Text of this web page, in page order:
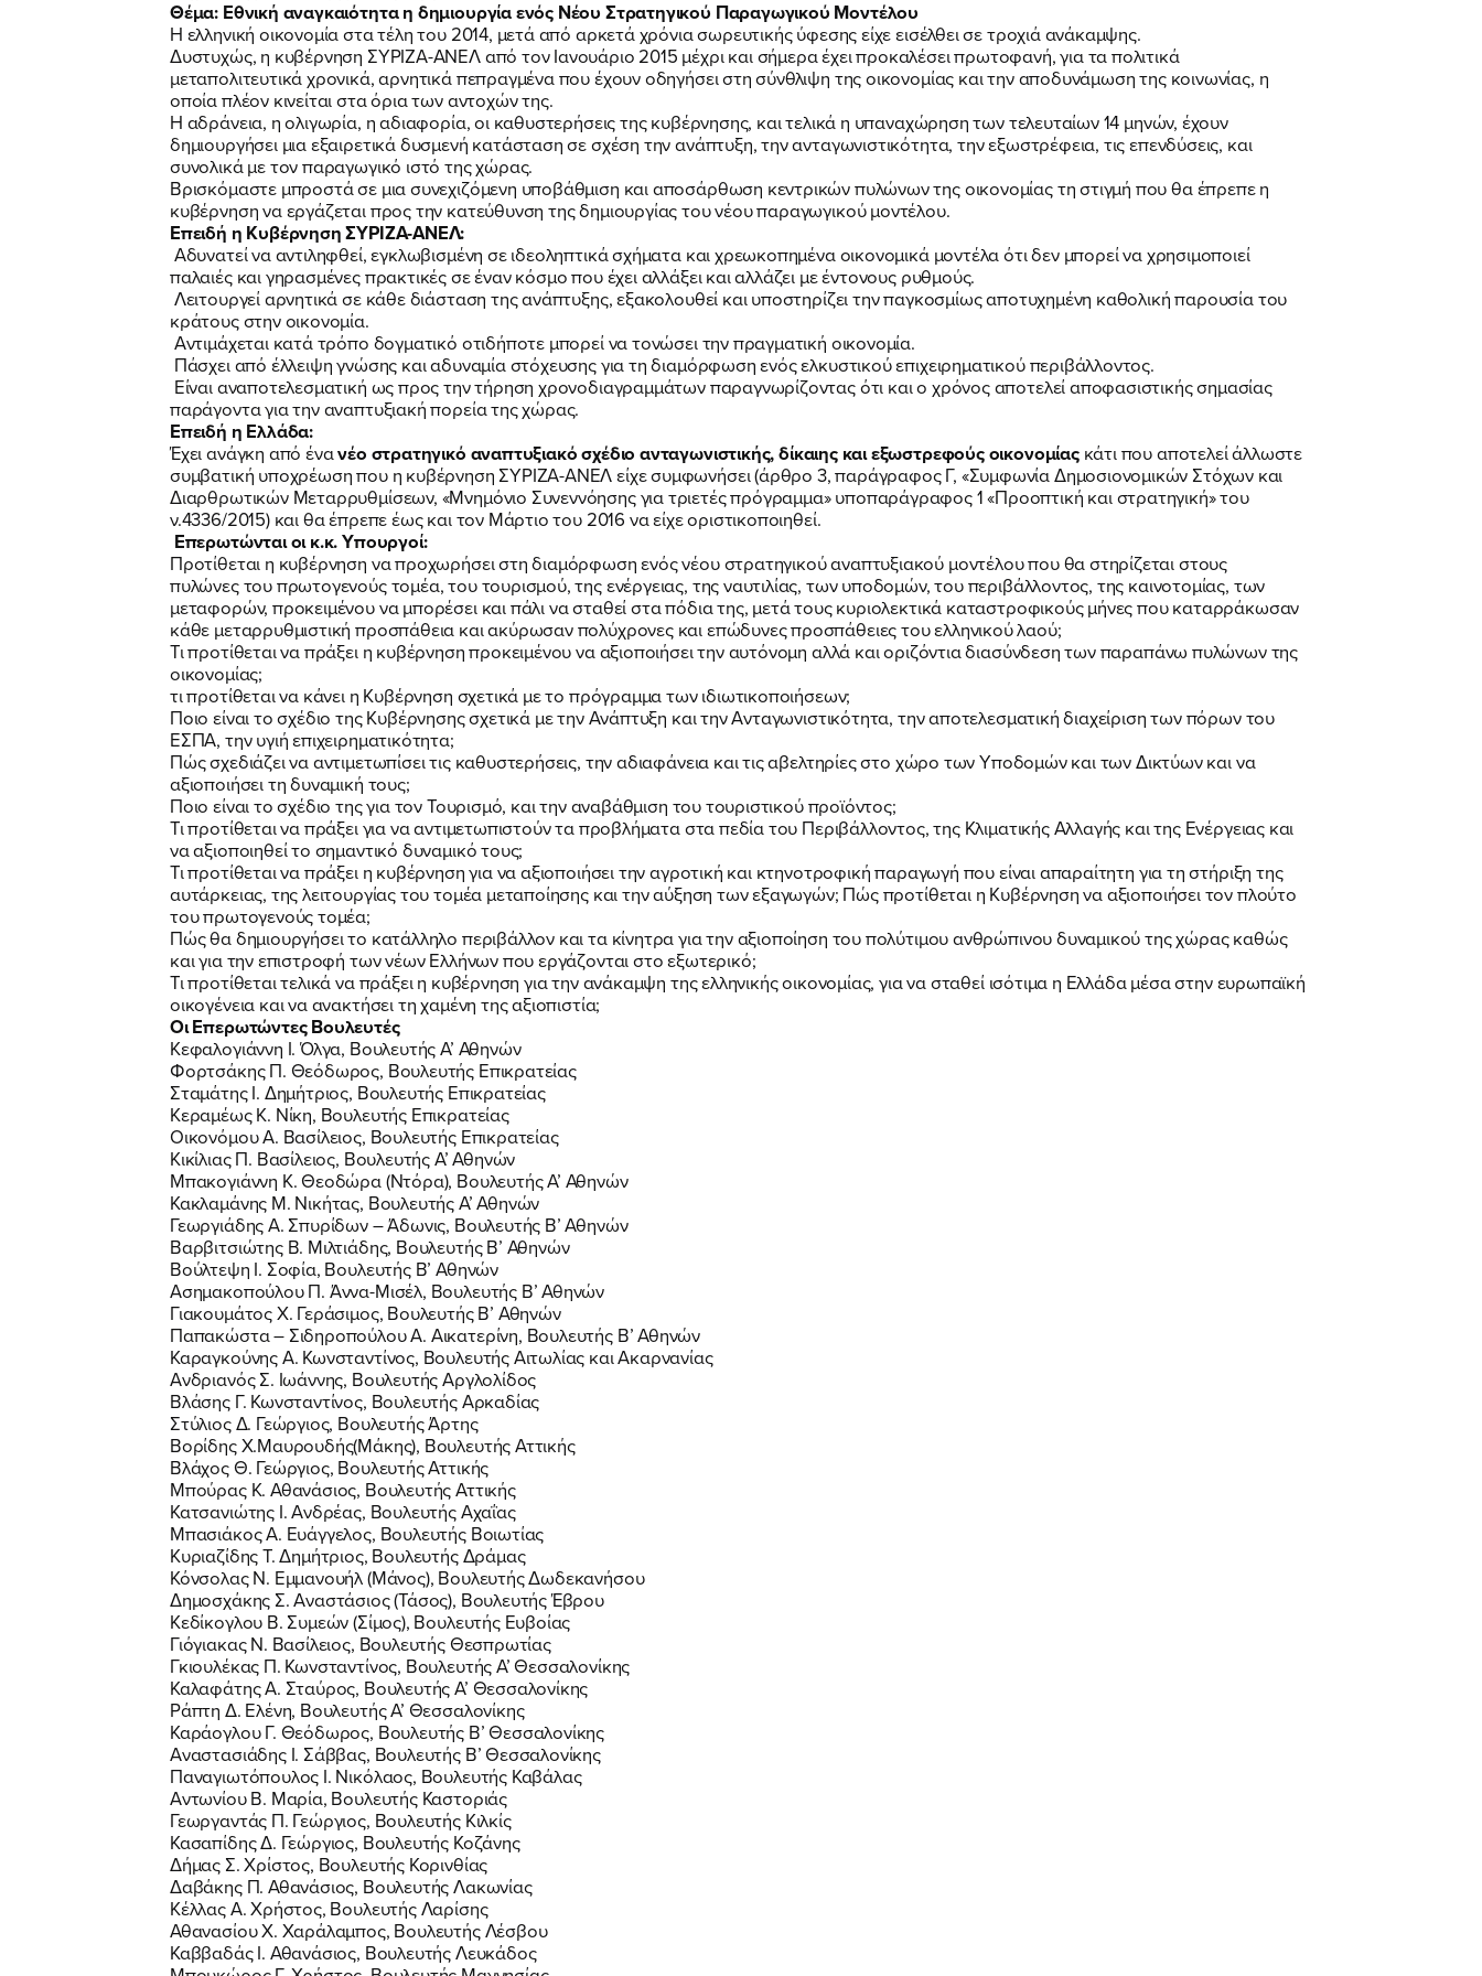
ΠΟΙΑ ΕΙΜΑΙ
ΕΡΓΟ
ΕΚΔΗΛΩΣΕΙΣ
ΝΕΑ
FB
Θέμα: Εθνική αναγκαιότητα η δημιουργία ενός Νέου Στρατηγικού Παραγωγικού Μοντέλου
Η ελληνική οικονομία στα τέλη του 2014, μετά από αρκετά χρόνια σωρευτικής ύφεσης είχε εισέλθει σε τροχιά ανάκαμψης.
Δυστυχώς, η κυβέρνηση ΣΥΡΙΖΑ-ΑΝΕΛ από τον Ιανουάριο 2015 μέχρι και σήμερα έχει προκαλέσει πρωτοφανή, για τα πολιτικά
μεταπολιτευτικά χρονικά, αρνητικά πεπραγμένα που έχουν οδηγήσει στη σύνθλιψη της οικονομίας και την αποδυνάμωση της κοινωνίας, η
οποία πλέον κινείται στα όρια των αντοχών της.
Η αδράνεια, η ολιγωρία, η αδιαφορία, οι καθυστερήσεις της κυβέρνησης, και τελικά η υπαναχώρηση των τελευταίων 14 μηνών, έχουν
δημιουργήσει μια εξαιρετικά δυσμενή κατάσταση σε σχέση την ανάπτυξη, την ανταγωνιστικότητα, την εξωστρέφεια, τις επενδύσεις, και
συνολικά με τον παραγωγικό ιστό της χώρας.
Βρισκόμαστε μπροστά σε μια συνεχιζόμενη υποβάθμιση και αποσάρθωση κεντρικών πυλώνων της οικονομίας τη στιγμή που θα έπρεπε η
κυβέρνηση να εργάζεται προς την κατεύθυνση της δημιουργίας του νέου παραγωγικού μοντέλου.
Επειδή η Κυβέρνηση ΣΥΡΙΖΑ-ΑΝΕΛ:
Αδυνατεί να αντιληφθεί, εγκλωβισμένη σε ιδεοληπτικά σχήματα και χρεωκοπημένα οικονομικά μοντέλα ότι δεν μπορεί να χρησιμοποιεί
παλαιές και γηρασμένες πρακτικές σε έναν κόσμο που έχει αλλάξει και αλλάζει με έντονους ρυθμούς.
Λειτουργεί αρνητικά σε κάθε διάσταση της ανάπτυξης, εξακολουθεί και υποστηρίζει την παγκοσμίως αποτυχημένη καθολική παρουσία του
κράτους στην οικονομία.
Αντιμάχεται κατά τρόπο δογματικό οτιδήποτε μπορεί να τονώσει την πραγματική οικονομία.
Πάσχει από έλλειψη γνώσης και αδυναμία στόχευσης για τη διαμόρφωση ενός ελκυστικού επιχειρηματικού περιβάλλοντος.
Είναι αναποτελεσματική ως προς την τήρηση χρονοδιαγραμμάτων παραγνωρίζοντας ότι και ο χρόνος αποτελεί αποφασιστικής σημασίας
παράγοντα για την αναπτυξιακή πορεία της χώρας.
Επειδή η Ελλάδα:
Έχει ανάγκη από ένανέο στρατηγικό αναπτυξιακό σχέδιο ανταγωνιστικής, δίκαιης και εξωστρεφούς οικονομίαςκάτι που αποτελεί άλλωστε
συμβατική υποχρέωση που η κυβέρνηση ΣΥΡΙΖΑ-ΑΝΕΛ είχε συμφωνήσει (άρθρο 3, παράγραφος Γ, «Συμφωνία Δημοσιονομικών Στόχων και
Διαρθρωτικών Μεταρρυθμίσεων, «Μνημόνιο Συνεννόησης για τριετές πρόγραμμα» υποπαράγραφος 1 «Προοπτική και στρατηγική» του
ν.4336/2015) και θα έπρεπε έως και τον Μάρτιο του 2016 να είχε οριστικοποιηθεί.
Επερωτώνται οι κ.κ. Υπουργοί:
Προτίθεται η κυβέρνηση να προχωρήσει στη διαμόρφωση ενός νέου στρατηγικού αναπτυξιακού μοντέλου που θα στηρίζεται στους
πυλώνες του πρωτογενούς τομέα, του τουρισμού, της ενέργειας, της ναυτιλίας, των υποδομών, του περιβάλλοντος, της καινοτομίας, των
μεταφορών, προκειμένου να μπορέσει και πάλι να σταθεί στα πόδια της, μετά τους κυριολεκτικά καταστροφικούς μήνες που καταρράκωσαν
κάθε μεταρρυθμιστική προσπάθεια και ακύρωσαν πολύχρονες και επώδυνες προσπάθειες του ελληνικού λαού;
Τι προτίθεται να πράξει η κυβέρνηση προκειμένου να αξιοποιήσει την αυτόνομη αλλά και οριζόντια διασύνδεση των παραπάνω πυλώνων της
οικονομίας;
τι προτίθεται να κάνει η Κυβέρνηση σχετικά με το πρόγραμμα των ιδιωτικοποιήσεων;
Ποιο είναι το σχέδιο της Κυβέρνησης σχετικά με την Ανάπτυξη και την Ανταγωνιστικότητα, την αποτελεσματική διαχείριση των πόρων του
ΕΣΠΑ, την υγιή επιχειρηματικότητα;
Πώς σχεδιάζει να αντιμετωπίσει τις καθυστερήσεις, την αδιαφάνεια και τις αβελτηρίες στο χώρο των Υποδομών και των Δικτύων και να
αξιοποιήσει τη δυναμική τους;
Ποιο είναι το σχέδιο της για τον Τουρισμό, και την αναβάθμιση του τουριστικού προϊόντος;
Τι προτίθεται να πράξει για να αντιμετωπιστούν τα προβλήματα στα πεδία του Περιβάλλοντος, της Κλιματικής Αλλαγής και της Ενέργειας και
να αξιοποιηθεί το σημαντικό δυναμικό τους;
Τι προτίθεται να πράξει η κυβέρνηση για να αξιοποιήσει την αγροτική και κτηνοτροφική παραγωγή που είναι απαραίτητη για τη στήριξη της
αυτάρκειας, της λειτουργίας του τομέα μεταποίησης και την αύξηση των εξαγωγών; Πώς προτίθεται η Κυβέρνηση να αξιοποιήσει τον πλούτο
του πρωτογενούς τομέα;
Πώς θα δημιουργήσει το κατάλληλο περιβάλλον και τα κίνητρα για την αξιοποίηση του πολύτιμου ανθρώπινου δυναμικού της χώρας καθώς
και για την επιστροφή των νέων Ελλήνων που εργάζονται στο εξωτερικό;
Τι προτίθεται τελικά να πράξει η κυβέρνηση για την ανάκαμψη της ελληνικής οικονομίας, για να σταθεί ισότιμα η Ελλάδα μέσα στην ευρωπαϊκή
οικογένεια και να ανακτήσει τη χαμένη της αξιοπιστία;
Οι Επερωτώντες Βουλευτές
Κεφαλογιάννη Ι. Όλγα, Βουλευτής Α’ Αθηνών
Φορτσάκης Π. Θεόδωρος, Βουλευτής Επικρατείας
Σταμάτης Ι. Δημήτριος, Βουλευτής Επικρατείας
Κεραμέως Κ. Νίκη, Βουλευτής Επικρατείας
Οικονόμου Α. Βασίλειος, Βουλευτής Επικρατείας
Κικίλιας Π. Βασίλειος, Βουλευτής Α’ Αθηνών
Μπακογιάννη Κ. Θεοδώρα (Ντόρα), Βουλευτής Α’ Αθηνών
Κακλαμάνης Μ. Νικήτας, Βουλευτής Α’ Αθηνών
Γεωργιάδης Α. Σπυρίδων – Άδωνις, Βουλευτής Β’ Αθηνών
Βαρβιτσιώτης Β. Μιλτιάδης, Βουλευτής Β’ Αθηνών
Βούλτεψη Ι. Σοφία, Βουλευτής Β’ Αθηνών
Ασημακοπούλου Π. Άννα-Μισέλ, Βουλευτής Β’ Αθηνών
Γιακουμάτος Χ. Γεράσιμος, Βουλευτής Β’ Αθηνών
Παπακώστα – Σιδηροπούλου Α. Αικατερίνη, Βουλευτής Β’ Αθηνών
Καραγκούνης Α. Κωνσταντίνος, Βουλευτής Αιτωλίας και Ακαρνανίας
Ανδριανός Σ. Ιωάννης, Βουλευτής Αργλολίδος
Βλάσης Γ. Κωνσταντίνος, Βουλευτής Αρκαδίας
Στύλιος Δ. Γεώργιος, Βουλευτής Άρτης
Βορίδης Χ.Μαυρουδής(Μάκης), Βουλευτής Αττικής
Βλάχος Θ. Γεώργιος, Βουλευτής Αττικής
Μπούρας Κ. Αθανάσιος, Βουλευτής Αττικής
Κατσανιώτης Ι. Ανδρέας, Βουλευτής Αχαΐας
Μπασιάκος Α. Ευάγγελος, Βουλευτής Βοιωτίας
Κυριαζίδης Τ. Δημήτριος, Βουλευτής Δράμας
Κόνσολας Ν. Εμμανουήλ (Μάνος), Βουλευτής Δωδεκανήσου
Δημοσχάκης Σ. Αναστάσιος (Τάσος), Βουλευτής Έβρου
Κεδίκογλου Β. Συμεών (Σίμος), Βουλευτής Ευβοίας
Γιόγιακας Ν. Βασίλειος, Βουλευτής Θεσπρωτίας
Γκιουλέκας Π. Κωνσταντίνος, Βουλευτής Α’ Θεσσαλονίκης
Καλαφάτης Α. Σταύρος, Βουλευτής Α’ Θεσσαλονίκης
Ράπτη Δ. Ελένη, Βουλευτής Α’ Θεσσαλονίκης
Καράογλου Γ. Θεόδωρος, Βουλευτής Β’ Θεσσαλονίκης
Αναστασιάδης Ι. Σάββας, Βουλευτής Β’ Θεσσαλονίκης
Παναγιωτόπουλος Ι. Νικόλαος, Βουλευτής Καβάλας
Αντωνίου Β. Μαρία, Βουλευτής Καστοριάς
Γεωργαντάς Π. Γεώργιος, Βουλευτής Κιλκίς
Κασαπίδης Δ. Γεώργιος, Βουλευτής Κοζάνης
Δήμας Σ. Χρίστος, Βουλευτής Κορινθίας
Δαβάκης Π. Αθανάσιος, Βουλευτής Λακωνίας
Κέλλας Α. Χρήστος, Βουλευτής Λαρίσης
Αθανασίου Χ. Χαράλαμπος, Βουλευτής Λέσβου
Καββαδάς Ι. Αθανάσιος, Βουλευτής Λευκάδος